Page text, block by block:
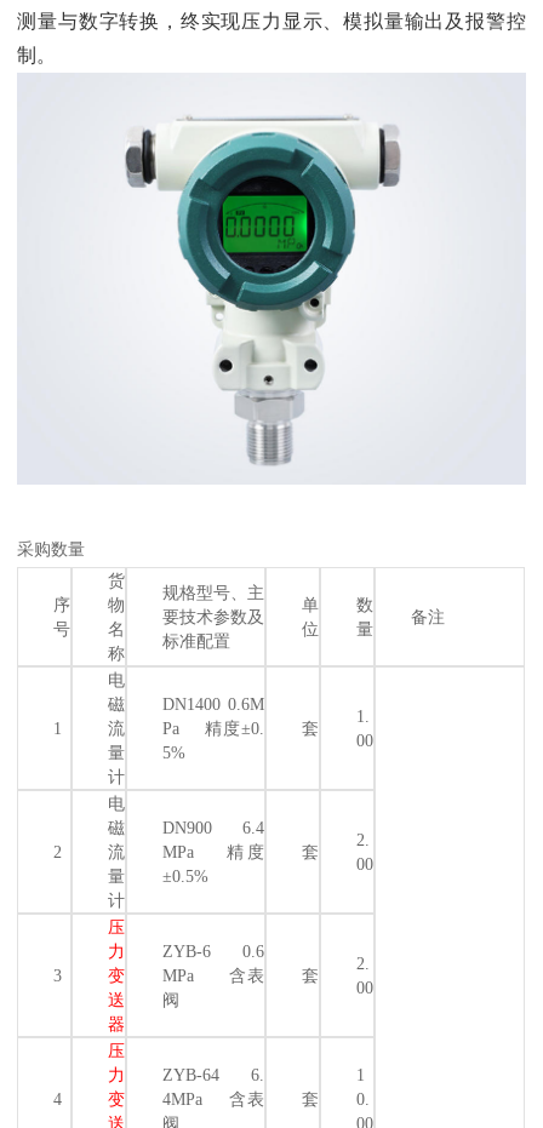
测量与数字转换，终实现压力显示、模拟量输出及报警控
制。
采购数量
序
号
货
物
名
称
规格型号、主
要技术参数及
标准配置
单
位
数
量
备注
1
电
磁
流
量
计
DN1400 0.6M
Pa 精度±0.
5%
套
1.
00
2
电
磁
流
量
计
DN900 6.4
MPa 精度
±0.5%
套
2.
00
3
压
力
变
送
器
ZYB-6 0.6
MPa 含表
阀
套
2.
00
4
压
力
变
送
ZYB-64 6.
4MPa 含表
阀
套
1
0.
00